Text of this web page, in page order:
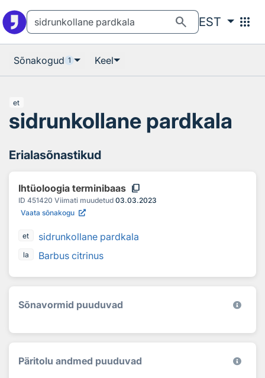
search EST apps
Sõnakogud 1 Keel
et
sidrunkollane pardkala
Erialasõnastikud
Ihtüoloogia terminibaas content_copy
ID 451420 Viimati muudetud 03.03.2023
Vaata sõnakogu
et sidrunkollane pardkala
la Barbus citrinus
Sõnavormid puuduvad
Päritolu andmed puuduvad